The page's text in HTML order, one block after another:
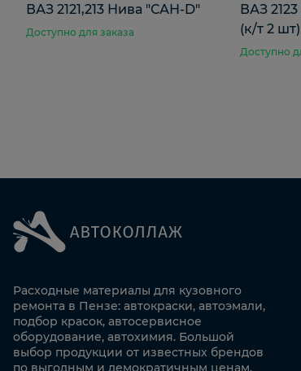
ВАЗ 2121,213 Нива "САН-D"
Доступно для заказа
ВАЗ
(к/т 2
Доступно
Расходные материалы для кузовного
ремонта в Пензе: автокраски, автоэмали,
подбор красок, автосервисное
оборудование, автохимия. Большой
выбор продукции от известных брендов
по выгодным и демократичным ценам.